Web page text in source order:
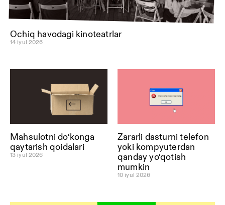
Ochiq havodagi kinoteatrlar
14 iyul 2026
Mahsulotni do‘konga
qaytarish qoidalari
13 iyul 2026
Zararli dasturni telefon
yoki kompyuterdan
qanday yo‘qotish
mumkin
10 iyul 2026